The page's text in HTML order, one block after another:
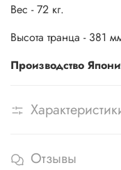
Вес - 72 кг.
Высота транца - 381
Производство
Отзывы